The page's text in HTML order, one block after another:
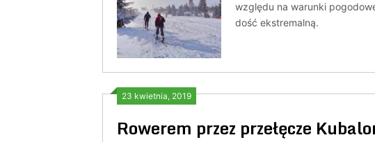
względu na warunki
dość ekstremalną.
23 kwietnia, 2019
Rowerem przez przełęcze